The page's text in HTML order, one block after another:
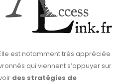
est notamment très appréciée
qui viennent s’appuyer sur
des stratégies de